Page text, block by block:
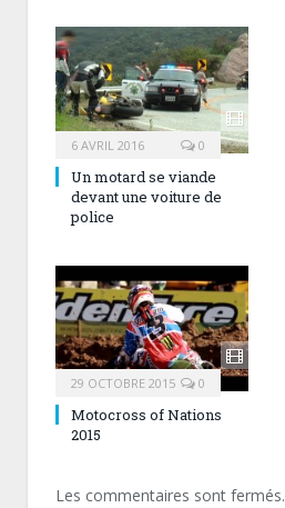
6 AVRIL 2016 0
Un motard se viande
devant une voiture de
police
29 OCTOBRE 2015 0
Motocross of Nations
2015
Les commentaires sont fermés.